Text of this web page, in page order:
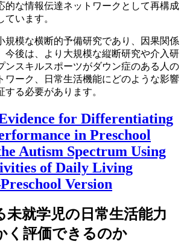
的な情報伝達ネットワークとして再構成
います。
規模な横断的予備研究であり、因果関係
今後は、より大規模な縦断研究や介入研
ンスキルスポーツがダウン症のある人の
ワーク、日常生活機能にどのような影響
する必要があります。
for Differentiating
in Preschool
Autism Spectrum Using
of Daily Living
Version
未就学児の日常生活能力
く評価できるのか